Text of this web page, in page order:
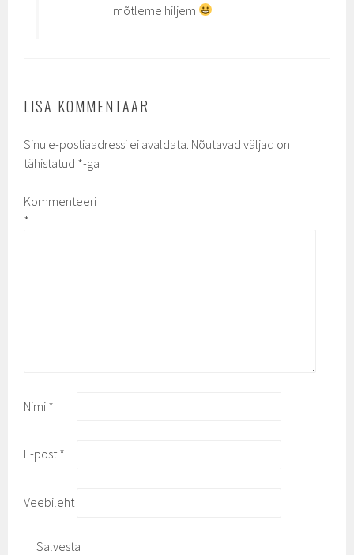
mõtleme hiljem
LISA KOMMENTAAR
Sinu e-postiaadressi ei avaldata. Nõutavad väljad on
tähistatud *-ga
Kommenteeri
*
Nimi *
E-post*
Veebileht
Salvesta